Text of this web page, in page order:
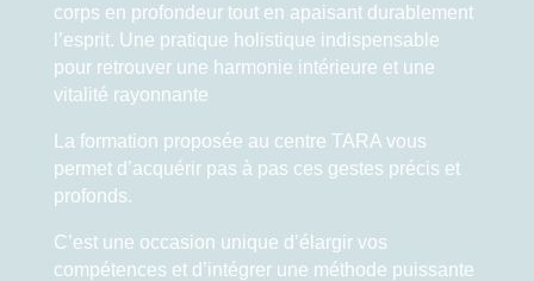
corps en profondeur tout en apaisant durablement
l’esprit. Une pratique holistique indispensable
pour retrouver une harmonie intérieure et une
vitalité rayonnante
La formation proposée au centre TARA vous
permet d’acquérir pas à pas ces gestes précis et
profonds.
C’est une occasion unique d’élargir vos
compétences et d’intégrer une méthode puissante